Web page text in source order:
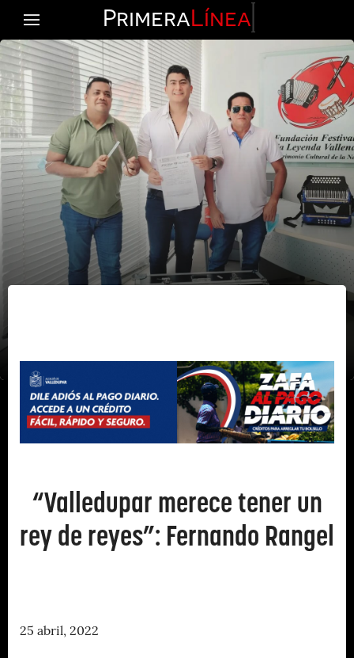
PrimeraLínea
“Valledupar merece tener un
rey de reyes”: Fernando Rangel
25 abril, 2022